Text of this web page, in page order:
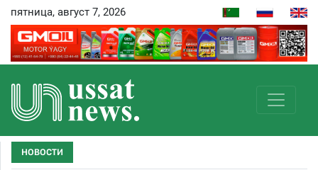
пятница, август 7, 2026
НОВОСТИ